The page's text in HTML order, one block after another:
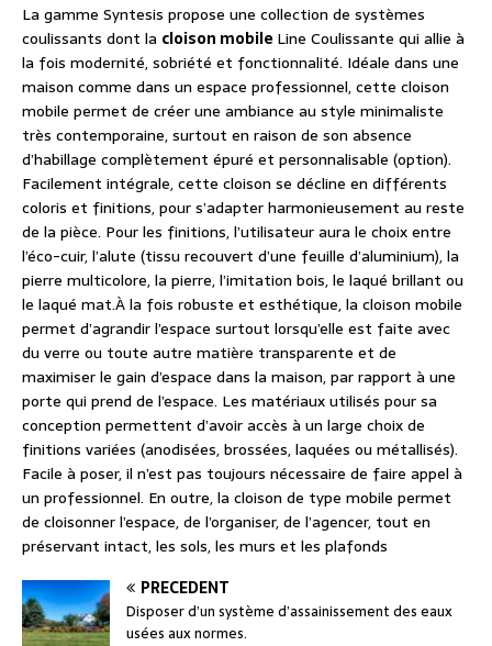
La gamme Syntesis propose une collection de systèmes
coulissants dont la cloison mobile Line Coulissante qui allie à
la fois modernité, sobriété et fonctionnalité. Idéale dans une
maison comme dans un espace professionnel, cette cloison
mobile permet de créer une ambiance au style minimaliste
très contemporaine, surtout en raison de son absence
d’habillage complètement épuré et personnalisable (option).
Facilement intégrale, cette cloison se décline en différents
coloris et finitions, pour s’adapter harmonieusement au reste
de la pièce. Pour les finitions, l’utilisateur aura le choix entre
l’éco-cuir, l’alute (tissu recouvert d’une feuille d’aluminium), la
pierre multicolore, la pierre, l’imitation bois, le laqué brillant ou
le laqué mat.À la fois robuste et esthétique, la cloison mobile
permet d’agrandir l’espace surtout lorsqu’elle est faite avec
du verre ou toute autre matière transparente et de
maximiser le gain d’espace dans la maison, par rapport à une
porte qui prend de l’espace. Les matériaux utilisés pour sa
conception permettent d’avoir accès à un large choix de
finitions variées (anodisées, brossées, laquées ou métallisés).
Facile à poser, il n’est pas toujours nécessaire de faire appel à
un professionnel. En outre, la cloison de type mobile permet
de cloisonner l’espace, de l’organiser, de l’agencer, tout en
préservant intact, les sols, les murs et les plafonds
PRÉCÉDENT
Disposer d’un système d’assainissement des eaux
usées aux normes.